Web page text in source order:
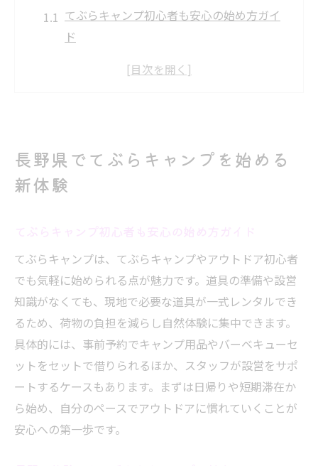
てぶらキャンプ初心者も安心の始め方ガイ
ド
長野で体験できる手ぶらキャンプの魅力と
長野県で人気の手ぶらグランピング体験法
日帰りもOKなてぶらキャンプの楽しみ方
てぶらキャンプで長野の自然を満喫するコ
ツ
レンタル活用で快適に過ごすキャンプ術
グランピング感覚で楽しむ長野のてぶら体
験
家族や友人と楽しむ手ぶらキャンプの工夫
長野の自然を活かすてぶらキャンプの設営
法
長野県でてぶらキャンプを始める
新体験
てぶらキャンプは、てぶらキャンプやアウトドア初心者
でも気軽に始められる点が魅力です。道具の準備や設営
知識がなくても、現地で必要な道具が一式レンタルでき
るため、荷物の負担を減らし自然体験に集中できます。
具体的には、事前予約でキャンプ用品やバーベキューセ
ットをセットで借りられるほか、スタッフが設営をサポ
ートするケースもあります。まずは日帰りや短期滞在か
ら始め、自分のペースでアウトドアに慣れていくことが
安心への第一歩です。